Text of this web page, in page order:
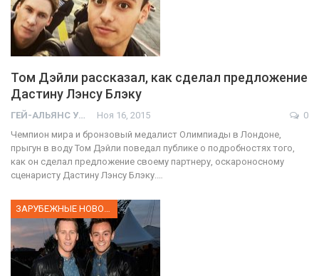
Том Дэйли рассказал, как сделал предложение
Дастину Лэнсу Блэку
ГЕЙ-АЛЬЯНС УКРАИНА Ноя 16, 2015
0
Чемпион мира и бронзовый медалист Олимпиады в Лондоне,
прыгун в воду Том Дэйли поведал публике о подробностях того,
как он сделал предложение своему партнеру, оскароносному
сценаристу Дастину Лэнсу Блэку.…